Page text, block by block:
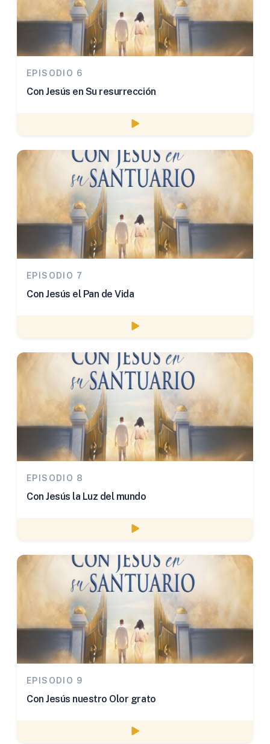
EPISODIO 6
Con Jesús en Su resurrección
Watch episode
EPISODIO 7
Con Jesús el Pan de Vida
Watch episode
EPISODIO 8
Con Jesús la Luz del mundo
Watch episode
EPISODIO 9
Con Jesús nuestro Olor grato
Watch episode